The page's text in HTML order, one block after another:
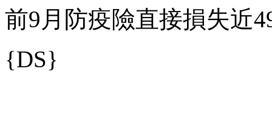
前9月防疫險直接損失近
{DS}